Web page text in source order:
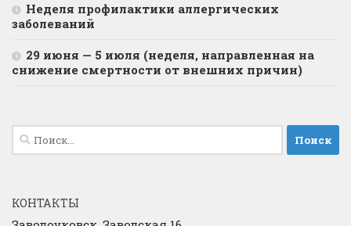
Неделя профилактики аллергических
заболеваний
29 июня — 5 июля (неделя, направленная на
снижение смертности от внешних причин)
Найти:
КОНТАКТЫ